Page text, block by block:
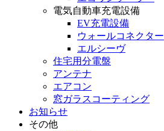
電気自動車充電設備
EV充電設備
ウォールコネクター
エルシーヴ
住宅用分電盤
アンテナ
エアコン
窓ガラスコーティング
お知らせ
その他